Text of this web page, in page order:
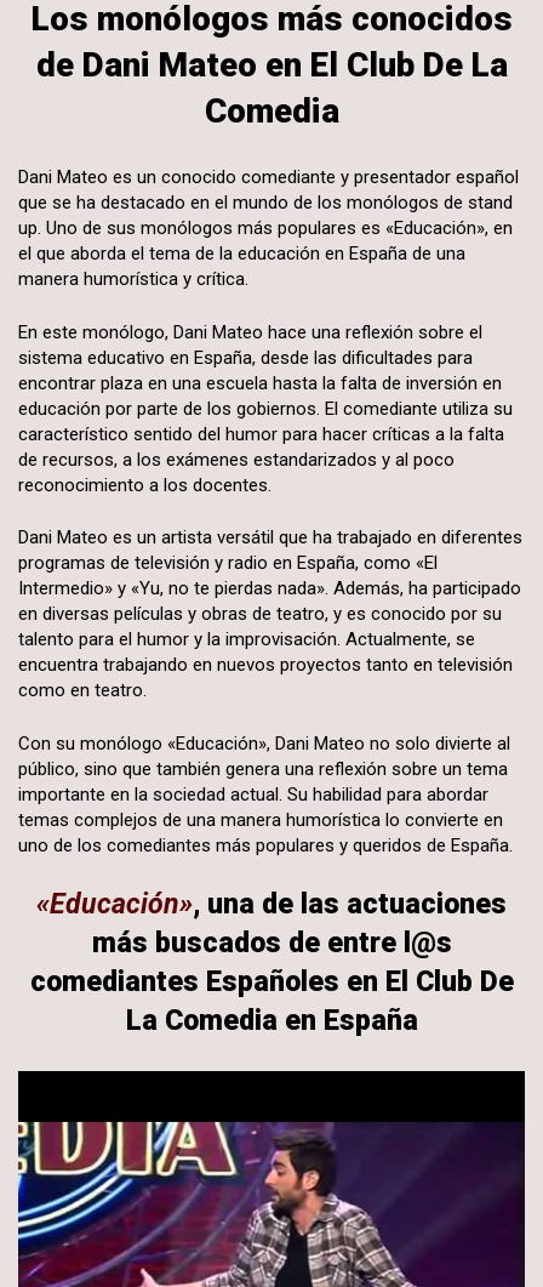
Los monólogos más conocidos
de Dani Mateo en El Club De La
Comedia
Dani Mateo es un conocido comediante y presentador español
que se ha destacado en el mundo de los monólogos de stand
up. Uno de sus monólogos más populares es «Educación», en
el que aborda el tema de la educación en España de una
manera humorística y crítica.
En este monólogo, Dani Mateo hace una reflexión sobre el
sistema educativo en España, desde las dificultades para
encontrar plaza en una escuela hasta la falta de inversión en
educación por parte de los gobiernos. El comediante utiliza su
característico sentido del humor para hacer críticas a la falta
de recursos, a los exámenes estandarizados y al poco
reconocimiento a los docentes.
Dani Mateo es un artista versátil que ha trabajado en diferentes
programas de televisión y radio en España, como «El
Intermedio» y «Yu, no te pierdas nada». Además, ha participado
en diversas películas y obras de teatro, y es conocido por su
talento para el humor y la improvisación. Actualmente, se
encuentra trabajando en nuevos proyectos tanto en televisión
como en teatro.
Con su monólogo «Educación», Dani Mateo no solo divierte al
público, sino que también genera una reflexión sobre un tema
importante en la sociedad actual. Su habilidad para abordar
temas complejos de una manera humorística lo convierte en
uno de los comediantes más populares y queridos de España.
«Educación», una de las actuaciones
más buscados de entre l@s
comediantes Españoles en El Club De
La Comedia en España